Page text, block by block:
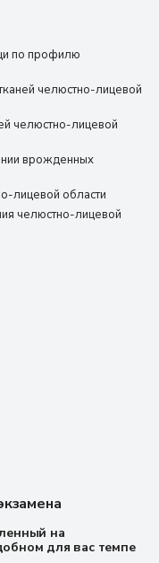
по профилю
челюстно-лицевой
челюстно-лицевой
врожденных
лицевой области
челюстно-лицевой
на
для вас темпе